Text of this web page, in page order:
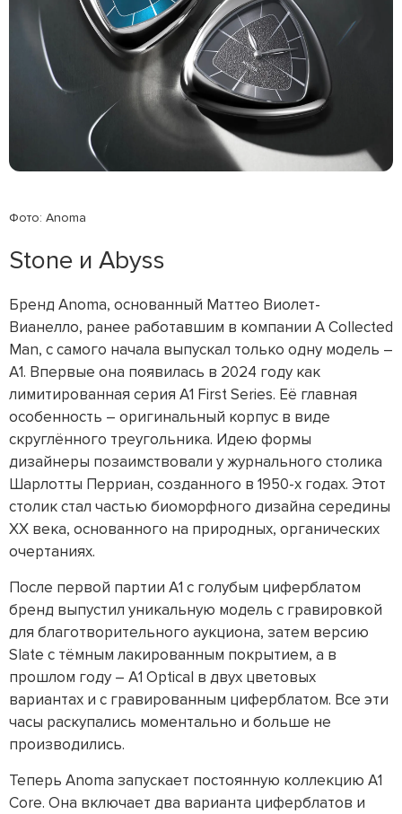
Фото: Anoma
Stone и Abyss
Бренд Anoma, основанный Маттео Виолет-
Вианелло, ранее работавшим в компании A Collected
Man, с самого начала выпускал только одну модель –
A1. Впервые она появилась в 2024 году как
лимитированная серия A1 First Series. Её главная
особенность – оригинальный корпус в виде
скруглённого треугольника. Идею формы
дизайнеры позаимствовали у журнального столика
Шарлотты Перриан, созданного в 1950-х годах. Этот
столик стал частью биоморфного дизайна середины
XX века, основанного на природных, органических
очертаниях.
После первой партии A1 с голубым циферблатом
бренд выпустил уникальную модель с гравировкой
для благотворительного аукциона, затем версию
Slate с тёмным лакированным покрытием, а в
прошлом году – A1 Optical в двух цветовых
вариантах и с гравированным циферблатом. Все эти
часы раскупались моментально и больше не
производились.
Теперь Anoma запускает постоянную коллекцию A1
Core. Она включает два варианта циферблатов и